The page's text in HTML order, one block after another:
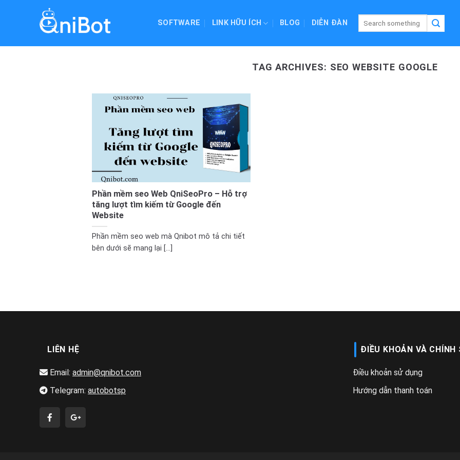
SOFTWARE LINK HỮU ÍCH BLOG DIỄN ĐÀN
TAG ARCHIVES: SEO WEBSITE GOOGLE
Phần mềm seo Web QniSeoPro – Hỗ trợ
tăng lượt tìm kiếm từ Google đến
Website
Phần mềm seo web mà Qnibot mô tả chi tiết
bên dưới sẽ mang lại [...]
LIÊN HỆ
Email: admin@qnibot.com
Telegram: autobotsp
ĐIỀU KHOẢN VÀ CHÍNH
Điều khoản sử dụng
Hướng dẫn thanh toán